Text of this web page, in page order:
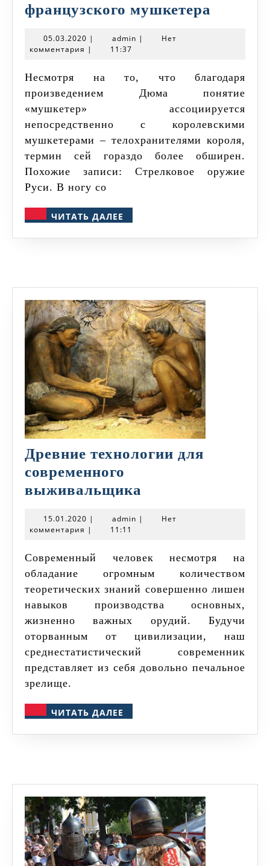
французского мушкетера
05.03.2020 05.03.2020
| admin admin
|
Нет
комментария | 11:37
Несмотря на то, что благодаря
произведением Дюма понятие
«мушкетер» ассоциируется
непосредственно с королевскими
мушкетерами – телохранителями короля,
термин сей гораздо более обширен.
Похожие записи: Стрелковое оружие
Руси. В ногу со
ЧИТАТЬ ДАЛЕЕ
ДАЛЕЕ
Древние технологии для
современного
выживальщика
для
выживальщика
15.01.2020 15.01.2020
| admin admin
|
Нет
комментария | 11:11
Современный человек несмотря на
обладание огромным количеством
теоретических знаний совершенно лишен
навыков производства основных,
жизненно важных орудий. Будучи
оторванным от цивилизации, наш
среднестатистический современник
представляет из себя довольно печальное
зрелище.
ЧИТАТЬ ДАЛЕЕ
ДАЛЕЕ